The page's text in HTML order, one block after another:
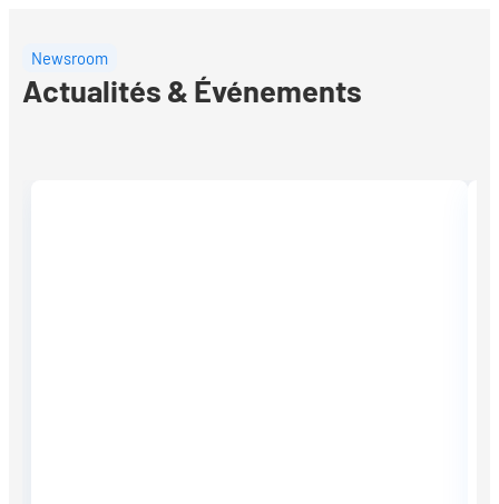
Newsroom
Actualités & Événements